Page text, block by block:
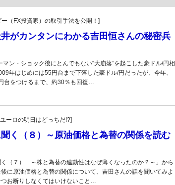
（FX投資家）の取引手法を公開！]
がカンタンにわかる吉田恒さんの秘密兵
ン・ショック後にとんでもない“大崩落”を起こした豪ドル/円相
年はじめには55円台まで下落した豪ドル/円だったが、今年、
台をつけるまで、約30％も回復…
ーロの明日はどっちだ!?]
く（８）～原油価格と為替の関係を読む
く（７） ～株と為替の連動性はなぜ薄くなったのか？～」から
に原油価格と為替の関係について、吉田さんの話を聞いてみよ
お断りしなくてはいけないこと…